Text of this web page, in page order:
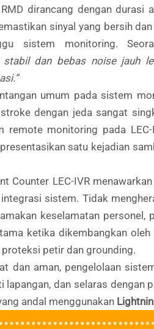
dirancang dengan durasi
sinyal yang bersih
sistem monitoring.
stabil dan bebas noise jauh
umum pada sistem
dengan jeda sangat
remote monitoring pada
satu kejadian
Counter LEC-IVR
sistem. Tidak
keselamatan personel,
ketika dikembangkan
petir dan grounding.
dan aman, pengelolaan
lapangan, dan selaras dengan
andal menggunakan